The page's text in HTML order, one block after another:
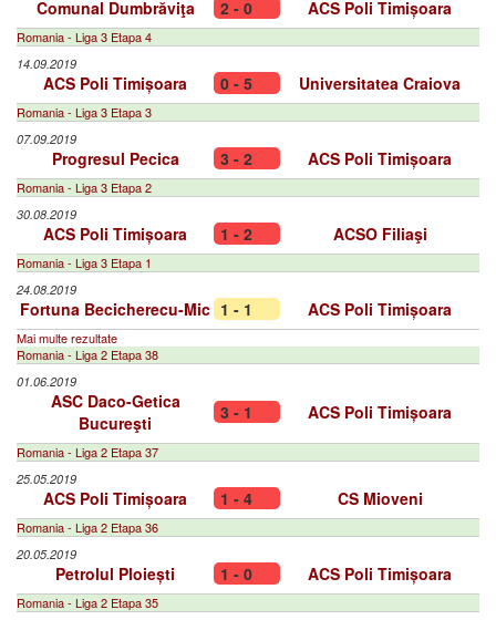
Comunal Dumbrăviţa 2 - 0 ACS Poli Timișoara
Romania - Liga 3 Etapa 4
14.09.2019
ACS Poli Timișoara 0 - 5 Universitatea Craiova
Romania - Liga 3 Etapa 3
07.09.2019
Progresul Pecica 3 - 2 ACS Poli Timișoara
Romania - Liga 3 Etapa 2
30.08.2019
ACS Poli Timișoara 1 - 2 ACSO Filiaşi
Romania - Liga 3 Etapa 1
24.08.2019
Fortuna Becicherecu-Mic 1 - 1 ACS Poli Timișoara
Mai multe rezultate
Romania - Liga 2 Etapa 38
01.06.2019
ASC Daco-Getica
Bucureşti
3 - 1 ACS Poli Timișoara
Romania - Liga 2 Etapa 37
25.05.2019
ACS Poli Timișoara 1 - 4 CS Mioveni
Romania - Liga 2 Etapa 36
20.05.2019
Petrolul Ploiești 1 - 0 ACS Poli Timișoara
Romania - Liga 2 Etapa 35